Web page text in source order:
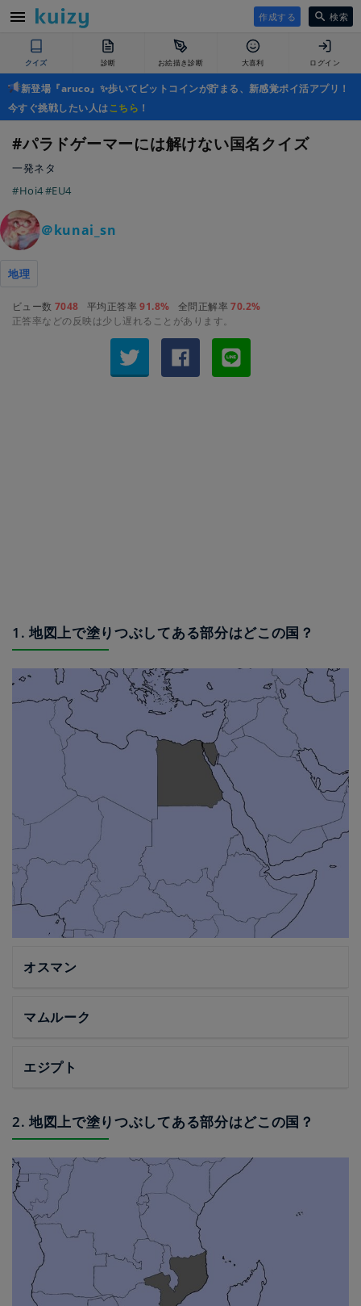
作成する 検索
クイズ 診断 お絵描き診断 大喜利 ログイン
新登場『aruco』✨歩いてビットコインが貯まる、新感覚ポイ活アプリ！
今すぐ挑戦したい人はこちら ！
#パラドゲーマーには解けない国名クイズ
一発ネタ
#Hoi4#EU4
＠kunai_sn
地理
ビュー数 7048 平均正答率91.8% 全問正解率70.2%
正答率などの反映は少し遅れることがあります。
1. 地図上で塗りつぶしてある部分はどこの国？
オスマン
マムルーク
エジプト
2. 地図上で塗りつぶしてある部分はどこの国？